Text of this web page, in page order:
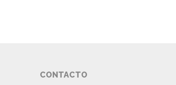
CONTACTO